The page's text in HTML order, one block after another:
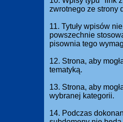
zwrotnego ze strony
11. Tytuły wpisów
powszechnie
pisownia tego
12. Strona, aby
tematyką.
13. Strona, aby
wybranej kategorii.
14. Podczas